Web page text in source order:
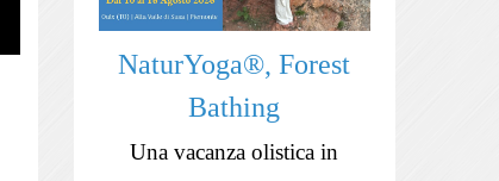
NaturYoga®, Forest
Bathing
Una vacanza olistica in